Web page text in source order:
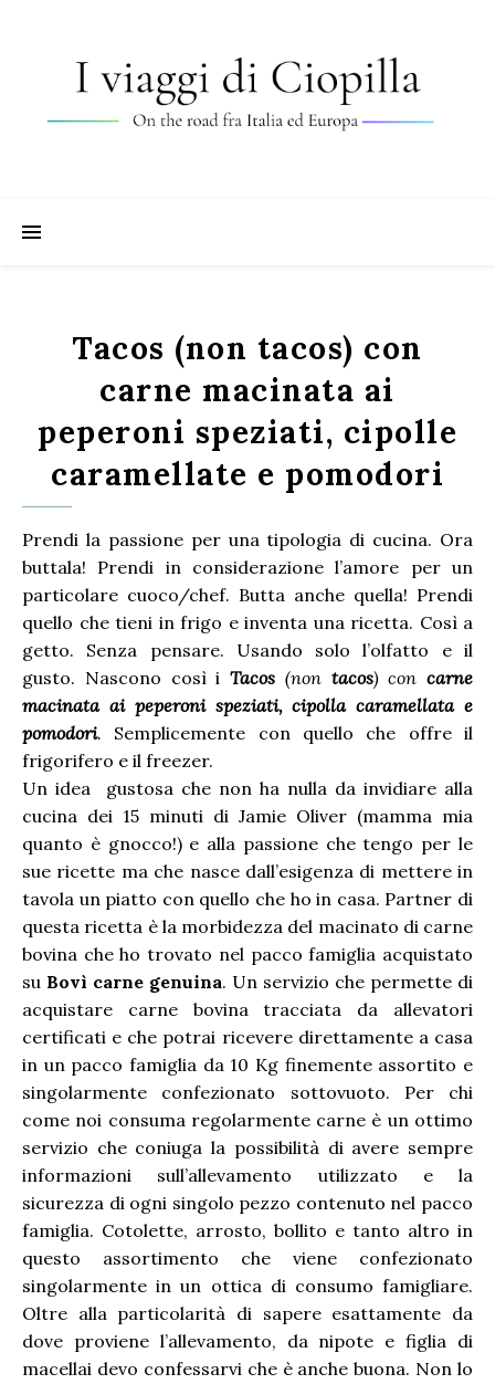
Tacos (non tacos) con
carne macinata ai
peperoni speziati, cipolle
caramellate e pomodori
Prendi la passione per una tipologia di cucina. Ora
buttala! Prendi in considerazione l’amore per un
particolare cuoco/chef. Butta anche quella! Prendi
quello che tieni in frigo e inventa una ricetta. Così a
getto. Senza pensare. Usando solo l’olfatto e il
gusto. Nascono così i Tacos (non tacos) con carne
macinata ai peperoni speziati, cipolla caramellata e
pomodori. Semplicemente con quello che offre il
frigorifero e il freezer.
Un idea gustosa che non ha nulla da invidiare alla
cucina dei 15 minuti di Jamie Oliver (mamma mia
quanto è gnocco!) e alla passione che tengo per le
sue ricette ma che nasce dall’esigenza di mettere in
tavola un piatto con quello che ho in casa. Partner di
questa ricetta è la morbidezza del macinato di carne
bovina che ho trovato nel pacco famiglia acquistato
su Bovì carne genuina. Un servizio che permette di
acquistare carne bovina tracciata da allevatori
certificati e che potrai ricevere direttamente a casa
in un pacco famiglia da 10 Kg finemente assortito e
singolarmente confezionato sottovuoto. Per chi
come noi consuma regolarmente carne è un ottimo
servizio che coniuga la possibilità di avere sempre
informazioni sull’allevamento utilizzato e la
sicurezza di ogni singolo pezzo contenuto nel pacco
famiglia. Cotolette, arrosto, bollito e tanto altro in
questo assortimento che viene confezionato
singolarmente in un ottica di consumo famigliare.
Oltre alla particolarità di sapere esattamente da
dove proviene l’allevamento, da nipote e figlia di
macellai devo confessarvi che è anche buona. Non lo